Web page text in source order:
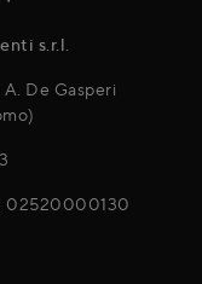
s.r.l.
De Gasperi
02520000130